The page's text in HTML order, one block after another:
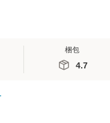
梱包
4.7